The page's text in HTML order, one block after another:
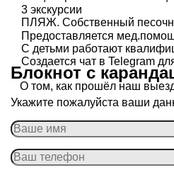
3 экскурсии
ПЛЯЖ. Собственный
Предоставляется
С детьми работают
Создается чат в Telegram
О том, как прошёл наш
Блокнот с
Укажите пожалуйста ваши